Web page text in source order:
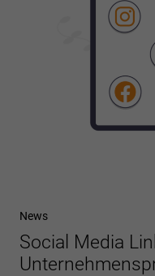
News
Social Media